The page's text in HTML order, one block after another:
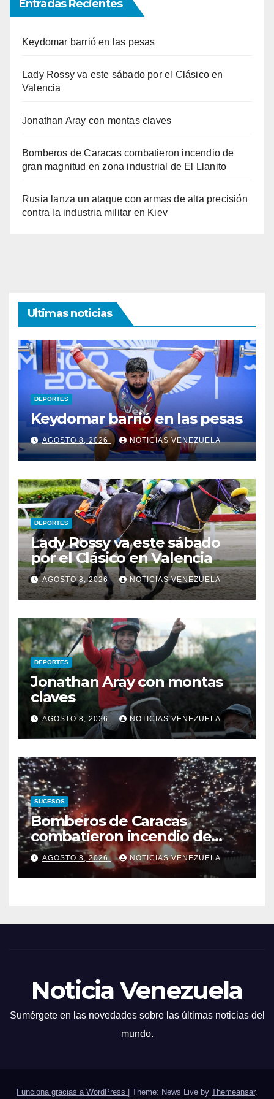
Entradas Recientes
Keydomar barrió en las pesas
Lady Rossy va este sábado por el Clásico en
Valencia
Jonathan Aray con montas claves
Bomberos de Caracas combatieron incendio de
gran magnitud en zona industrial de El Llanito
Rusia lanza un ataque con armas de alta precisión
contra la industria militar en Kiev
Ultimas noticias
DEPORTES
Keydomar barrió en las pesas
AGOSTO 8, 2026 NOTICIAS VENEZUELA
DEPORTES
Lady Rossy va este sábado
por el Clásico en Valencia
AGOSTO 8, 2026 NOTICIAS VENEZUELA
DEPORTES
Jonathan Aray con montas
claves
AGOSTO 8, 2026 NOTICIAS VENEZUELA
SUCESOS
Bomberos de Caracas
combatieron incendio de
gran magnitud en zona
industrial de El Llanito
AGOSTO 8, 2026 NOTICIAS VENEZUELA
Noticia Venezuela
Sumérgete en las novedades sobre las últimas noticias del
mundo.
Funciona gracias a WordPress Theme: News Live by Themeansar.